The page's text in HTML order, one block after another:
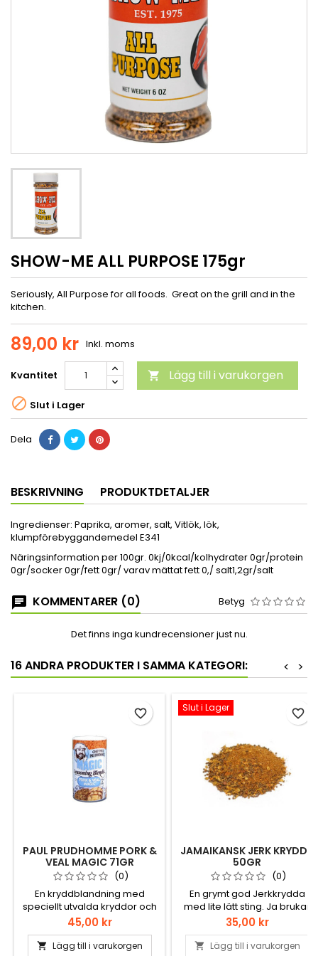
SHOW-ME ALL PURPOSE 175gr
Seriously, All Purpose for all foods. Great on the grill and in the
kitchen.
89,00 kr Inkl. moms
Kvantitet  Lägg till i varukorgen
 Slut i Lager
Dela
BESKRIVNING PRODUKTDETALJER
Ingredienser: Paprika, aromer, salt, Vitlök, lök,
klumpförebyggandemedel E341
Näringsinformation per 100gr. 0kj/0kcal/kolhydrater 0gr/protein
0gr/socker 0gr/fett 0gr/ varav mättat fett 0,/ salt1,2gr/salt
KOMMENTARER (0) Betyg
Det finns inga kundrecensioner just nu.
16 ANDRA PRODUKTER I SAMMA KATEGORI: >
<
PAUL PRUDHOMME PORK &
VEAL MAGIC 71GR
(0)
En kryddblandning med
speciellt utvalda kryddor och
örter som passar till ljust kött
som fläsk, kalv och även
lamm. Används främst som
Pris
45,00 kr
 Lägg till i varukorgen
favorite_border Slut i Lager
JAMAIKANSK JERK KRYDDA
50GR
(0)
En grymt god Jerkkrydda
med lite lätt sting. Ja brukar
hälla i en påse och sen lite
vatten och olja, massera sen
till en paste och lägg i
Pris
35,00 kr
 Lägg till i varukorgen
favorite_border